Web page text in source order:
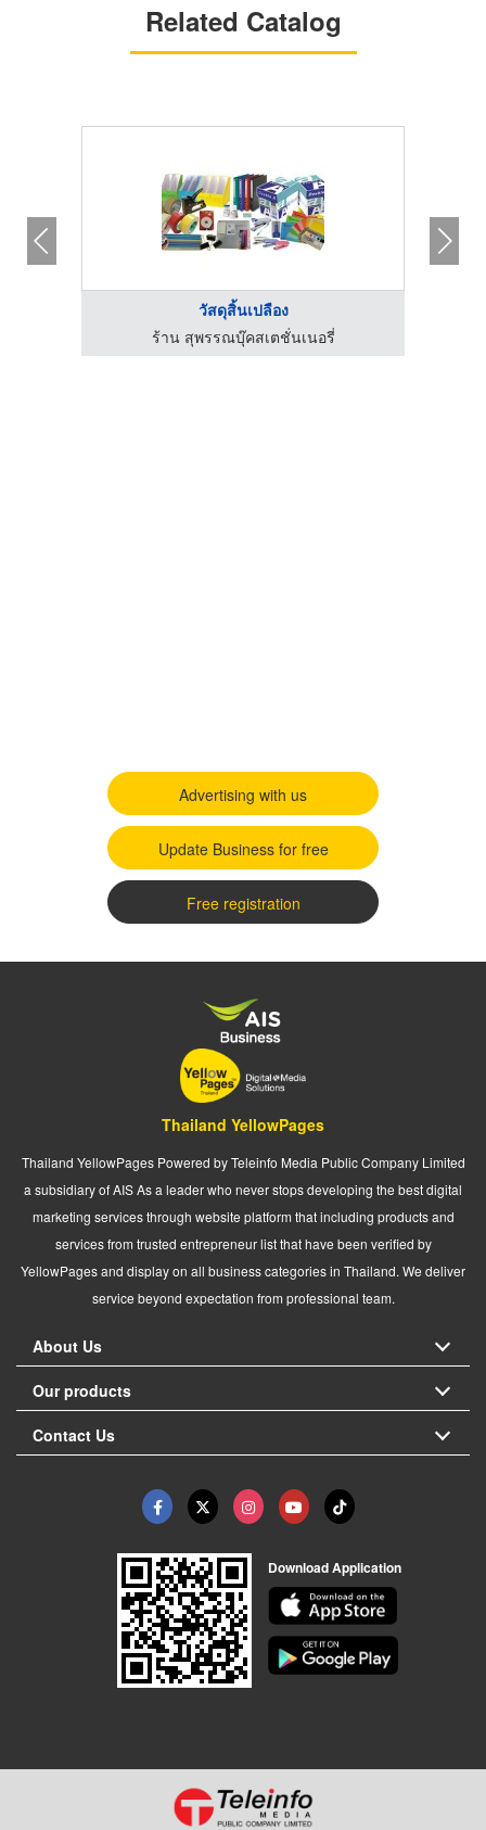
Related Catalog
วัสดุสิ้นเปลือง
ร้าน สุพรรณบุ๊คสเตชั่นเนอรี่
Advertising with us
Update Business for free
Free registration
Thailand YellowPages
Thailand YellowPages Powered by Teleinfo Media Public Company Limited
a subsidiary of AIS As a leader who never stops developing the best digital
marketing services through website platform that including products and
services from trusted entrepreneur list that have been verified by
YellowPages and display on all business categories in Thailand. We deliver
service beyond expectation from professional team.
About Us
Our products
Contact Us
Download Application